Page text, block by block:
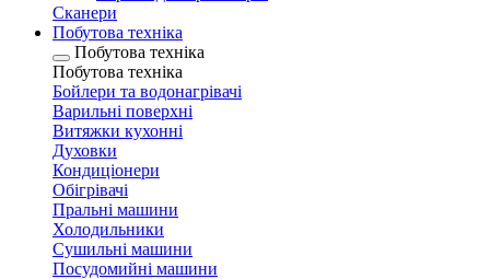
Сканери
Побутова техніка
Побутова техніка
Побутова техніка
Бойлери та водонагрівачі
Варильні поверхні
Витяжки кухонні
Духовки
Кондиціонери
Обігрівачі
Пральні машини
Холодильники
Сушильні машини
Посудомийні машини